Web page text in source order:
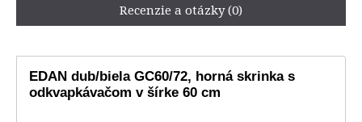
Recenzie a otázky (0)
EDAN dub/biela GC60/72, horná skrinka s
odkvapkávačom v šírke 60 cm